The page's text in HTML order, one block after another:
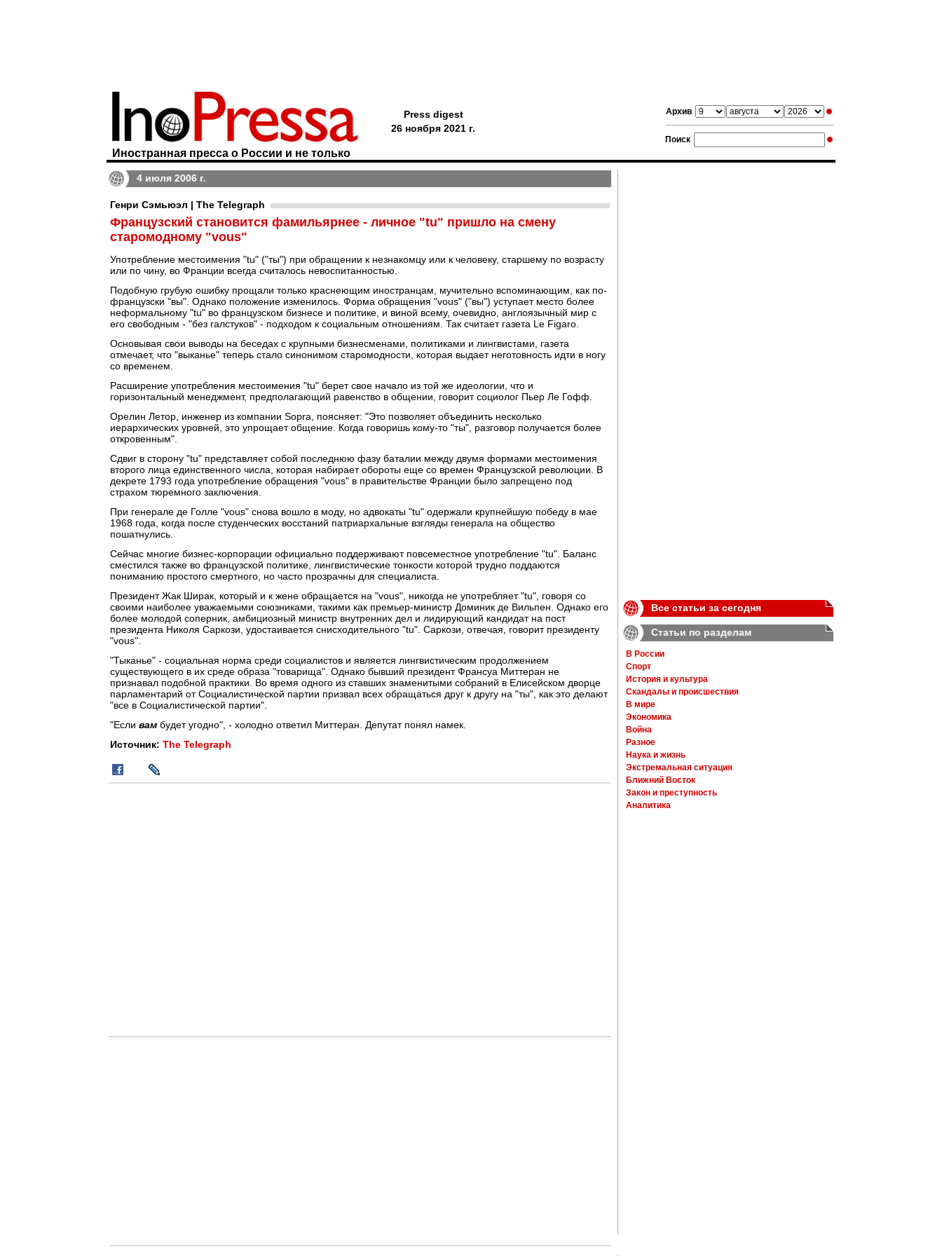
Архив
Поиск
Иностранная пресса о России и не только
Press digest
26 ноября 2021 г.
4 июля 2006 г.
Генри Сэмьюэл | The Telegraph
Французский становится фамильярнее - личное "tu" пришло на смену
старомодному "vous"
Употребление местоимения "tu" ("ты") при обращении к незнакомцу или к человеку, старшему по возрасту
или по чину, во Франции всегда считалось невоспитанностью.
Подобную грубую ошибку прощали только краснеющим иностранцам, мучительно вспоминающим, как по-
французски "вы". Однако положение изменилось. Форма обращения "vous" ("вы") уступает место более
неформальному "tu" во французском бизнесе и политике, и виной всему, очевидно, англоязычный мир с
его свободным - "без галстуков" - подходом к социальным отношениям. Так считает газета Le Figaro.
Основывая свои выводы на беседах с крупными бизнесменами, политиками и лингвистами, газета
отмечает, что "выканье" теперь стало синонимом старомодности, которая выдает неготовность идти в ногу
со временем.
Расширение употребления местоимения "tu" берет свое начало из той же идеологии, что и
горизонтальный менеджмент, предполагающий равенство в общении, говорит социолог Пьер Ле Гофф.
Орелин Летор, инженер из компании Sopra, поясняет: "Это позволяет объединить несколько
иерархических уровней, это упрощает общение. Когда говоришь кому-то "ты", разговор получается более
откровенным".
Сдвиг в сторону "tu" представляет собой последнюю фазу баталии между двумя формами местоимения
второго лица единственного числа, которая набирает обороты еще со времен Французской революции. В
декрете 1793 года употребление обращения "vous" в правительстве Франции было запрещено под
страхом тюремного заключения.
При генерале де Голле "vous" снова вошло в моду, но адвокаты "tu" одержали крупнейшую победу в мае
1968 года, когда после студенческих восстаний патриархальные взгляды генерала на общество
пошатнулись.
Сейчас многие бизнес-корпорации официально поддерживают повсеместное употребление "tu". Баланс
сместился также во французской политике, лингвистические тонкости которой трудно поддаются
пониманию простого смертного, но часто прозрачны для специалиста.
Президент Жак Ширак, который и к жене обращается на "vous", никогда не употребляет "tu", говоря со
своими наиболее уважаемыми союзниками, такими как премьер-министр Доминик де Вильпен. Однако его
более молодой соперник, амбициозный министр внутренних дел и лидирующий кандидат на пост
президента Николя Саркози, удостаивается снисходительного "tu". Саркози, отвечая, говорит президенту
"vous".
"Тыканье" - социальная норма среди социалистов и является лингвистическим продолжением
существующего в их среде образа "товарища". Однако бывший президент Франсуа Миттеран не
признавал подобной практики. Во время одного из ставших знаменитыми собраний в Елисейском дворце
парламентарий от Социалистической партии призвал всех обращаться друг к другу на "ты", как это делают
"все в Социалистической партии".
"Если вам будет угодно", - холодно ответил Миттеран. Депутат понял намек.
Источник: The Telegraph
Все статьи за сегодня
Статьи по разделам
В России
Спорт
История и культура
Скандалы и происшествия
В мире
Экономика
Война
Разное
Наука и жизнь
Экстремальная ситуация
Ближний Восток
Закон и преступность
Аналитика